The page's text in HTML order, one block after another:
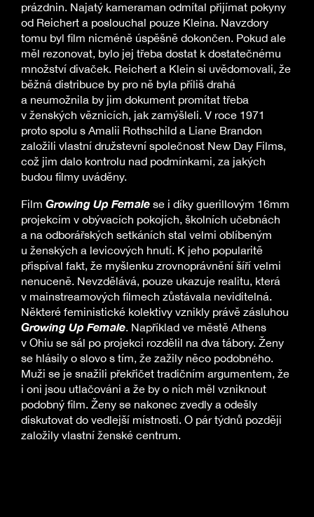
prázdnin. Najatý kameraman odmítal přijímat pokyny
od Reichert a poslouchal pouze Kleina. Navzdory
tomu byl film nicméně úspěšně dokončen. Pokud ale
měl rezonovat, bylo jej třeba dostat k dostatečnému
množství divaček. Reichert a Klein si uvědomovali, že
běžná distribuce by pro ně byla příliš drahá
a neumožnila by jim dokument promítat třeba
v ženských věznicích, jak zamýšleli. V roce 1971
proto spolu s Amalii Rothschild a Liane Brandon
založili vlastní družstevní společnost New Day Films,
což jim dalo kontrolu nad podmínkami, za jakých
budou filmy uváděny.
Film Growing Up Female se i díky guerillovým 16mm
projekcím v obývacích pokojích, školních učebnách
a na odborářských setkáních stal velmi oblíbeným
u ženských a levicových hnutí. K jeho popularitě
přispíval fakt, že myšlenku zrovnoprávnění šíří velmi
nenuceně. Nevzdělává, pouze ukazuje realitu, která
v mainstreamových filmech zůstávala neviditelná.
Některé feministické kolektivy vznikly právě zásluhou
Growing Up Female . Například ve městě Athens
v Ohiu se sál po projekci rozdělil na dva tábory. Ženy
se hlásily o slovo s tím, že zažily něco podobného.
Muži se je snažili překřičet tradičním argumentem, že
i oni jsou utlačováni a že by o nich měl vzniknout
podobný film. Ženy se nakonec zvedly a odešly
diskutovat do vedlejší místnosti. O pár týdnů později
založily vlastní ženské centrum.